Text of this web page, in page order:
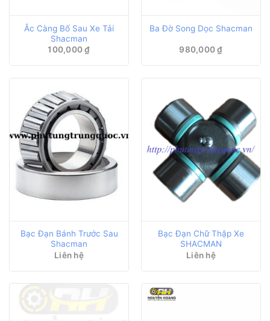
Ắc Càng Bố Sau Xe Tải
Shacman
100,000₫
Ba Đờ Song Dọc Shacman
980,000₫
Bạc Đạn Bánh Trước Sau
Shacman
Liên hệ
Bạc Đạn Chữ Thập Xe
SHACMAN
Liên hệ